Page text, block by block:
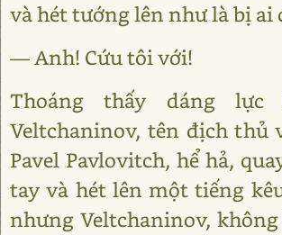
và hét tướng lên như là bị ai
— Anh! Cứu tôi với!
Thoáng thấy dáng lực
Veltchaninov, tên địch thủ
Pavel Pavlovitch, hể hả,
tay và hét lên một tiếng
nhưng Veltchaninov,